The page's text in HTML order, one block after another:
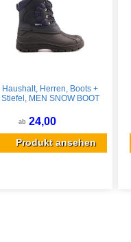
Haushalt, Herren, Boots +
Stiefel, MEN SNOW BOOT
Schwarz, (44)
ab 24,00
Produkt ansehen